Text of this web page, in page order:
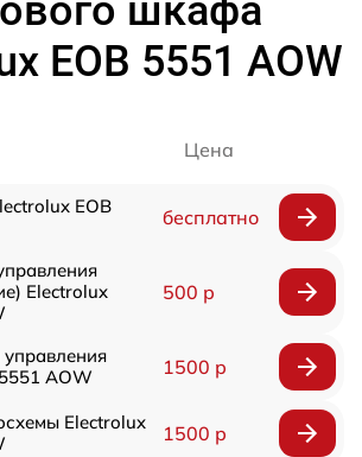
шкафа
EOB 5551 AOW
Цена
EOB
бесплатно
Electrolux
500 р
AOW
1500 р
Electrolux
1500 р